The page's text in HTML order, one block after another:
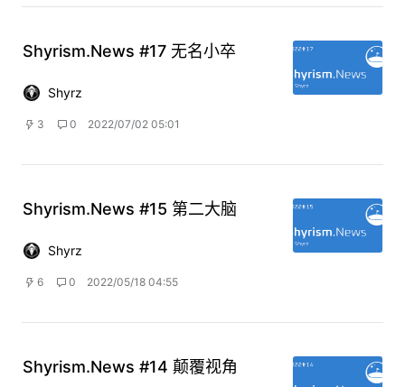
Shyrism.News #17 无名小卒
Shyrz
3 0 2022/07/02 05:01
Shyrism.News #15 第二大脑
Shyrz
6 0 2022/05/18 04:55
Shyrism.News #14 颠覆视角